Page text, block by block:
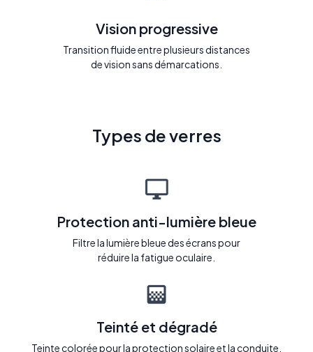
Vision progressive
Transition fluide entre plusieurs distances
de vision sans démarcations.
Types de verres
Protection anti-lumière bleue
Filtre la lumière bleue des écrans pour
réduire la fatigue oculaire.
Teinté et dégradé
Teinte colorée pour la protection solaire et la conduite.